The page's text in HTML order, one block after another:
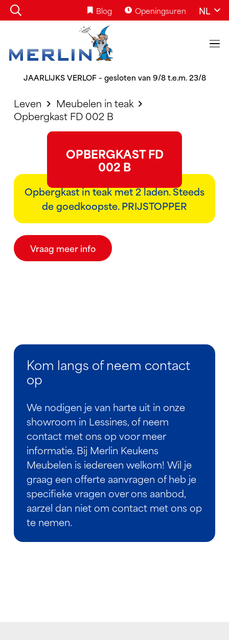
Blog Openingsuren NL
JAARLIJKS VERLOF – gesloten van 9/8 t.e.m. 23/8
Leven
Meubelen in teak
Opbergkast FD 002 B
OPBERGKAST FD
002 B
Opbergkast in teak met 2 laden. Steeds
de goedkoopste. PRIJSTOPPER
Vraag meer info
Kom langs of neem contact
op
We nodigen je van harte uit in onze
showroom in Lessines, of neem
contact met ons op voor meer
informatie. Bij Merlin Keukens
Meubelen is iedereen welkom! Wil je
graag een offerte aanvragen of heb je
specifieke vragen over ons aanbod,
aarzel dan niet om contact met ons op
te nemen.